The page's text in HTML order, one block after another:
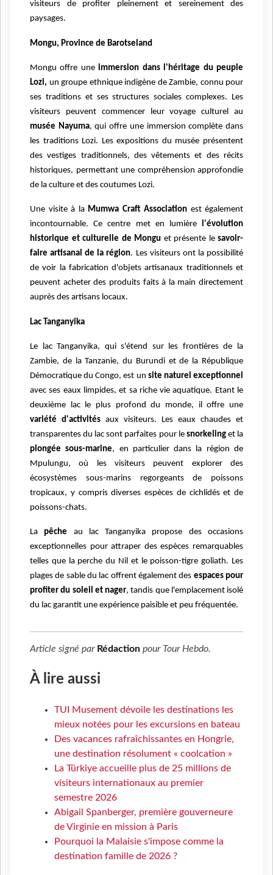
visiteurs de profiter pleinement et sereinement des
paysages.
Mongu, Province de Barotseland
Mongu offre une immersion dans l'héritage du peuple
Lozi, un groupe ethnique indigène de Zambie, connu pour
ses traditions et ses structures sociales complexes. Les
visiteurs peuvent commencer leur voyage culturel au
musée Nayuma, qui offre une immersion complète dans
les traditions Lozi. Les expositions du musée présentent
des vestiges traditionnels, des vêtements et des récits
historiques, permettant une compréhension approfondie
de la culture et des coutumes Lozi.
Une visite à la Mumwa Craft Association est également
incontournable. Ce centre met en lumière l'évolution
historique et culturelle de Mongu et présente lesavoir-
faire artisanal de la région. Les visiteurs ont la possibilité
de voir la fabrication d'objets artisanaux traditionnels et
peuvent acheter des produits faits à la main directement
auprès des artisans locaux.
Lac Tanganyika
Le lac Tanganyika, qui s'étend sur les frontières de la
Zambie, de la Tanzanie, du Burundi et de la République
Démocratique du Congo, est un site naturel exceptionnel
avec ses eaux limpides, et sa riche vie aquatique. Etant le
deuxième lac le plus profond du monde, il offre une
variété d'activités aux visiteurs. Les eaux chaudes et
transparentes du lac sont parfaites pour le snorkeling et la
plongée sous-marine, en particulier dans la région de
Mpulungu, où les visiteurs peuvent explorer des
écosystèmes sous-marins regorgeants de poissons
tropicaux, y compris diverses espèces de cichlidés et de
poissons-chats.
Lapêche au lac Tanganyika propose des occasions
exceptionnelles pour attraper des espèces remarquables
telles que la perche du Nil et le poisson-tigre goliath. Les
plages de sable du lac offrent également des espaces pour
profiter du soleil et nager, tandis que l'emplacement isolé
du lac garantit une expérience paisible et peu fréquentée.
Article signé par Rédaction pour Tour Hebdo.
À lire aussi
TUI Musement dévoile les destinations les
mieux notées pour les excursions en bateau
Des vacances rafraîchissantes en Hongrie,
une destination résolument « coolcation »
La Türkiye accueille plus de 25 millions de
visiteurs internationaux au premier
semestre 2026
Abigail Spanberger, première gouverneure
de Virginie en mission à Paris
Pourquoi la Malaisie s'impose comme la
destination famille de 2026 ?